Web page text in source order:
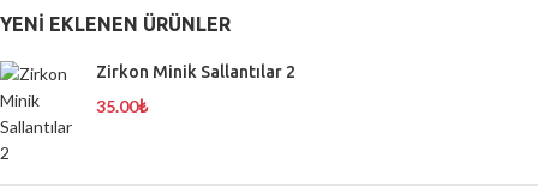
YENI EKLENEN ÜRÜNLER
Zirkon Minik Sallantılar 2
35.00₺